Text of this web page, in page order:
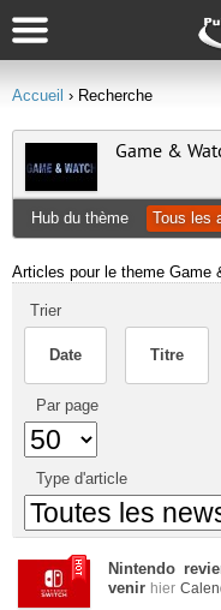
Accueil › Recherche
Game &
Hub du thème Tous les
Articles pour le theme Game
Trier
Date Titre
Par page
Type d'article
Nintendo
venir hier